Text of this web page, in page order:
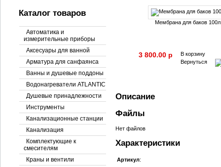
Каталог товаров
Автоматика и
измерительные приборы
Аксесуары для ванной
Арматура для санфаянса
Ванны и душевые поддоны
Водонагреватели ATLANTIC
Душевые принадлежности
Инструменты
Канализационные станции
Канализация
Комплектующие к
смесителям
Краны и вентили
Мембрана для баков
3 800.00 p
В корзину
Вернуться
Описание
Файлы
Нет файлов
Характеристики
Артикул: